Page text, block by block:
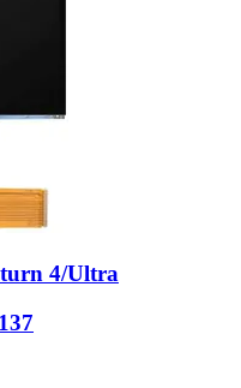
4/Ultra